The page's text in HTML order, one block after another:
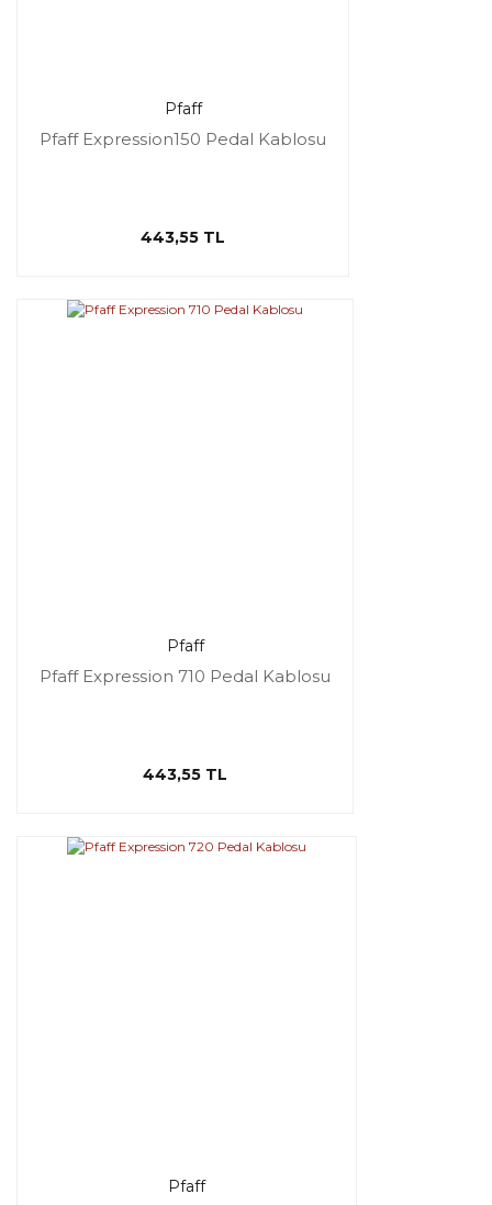
Pfaff
Pfaff Expression150 Pedal Kablosu
443,55 TL
Pfaff
Pfaff Expression 710 Pedal Kablosu
443,55 TL
Pfaff